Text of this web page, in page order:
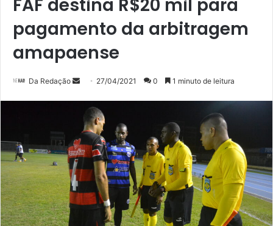
FAF destina R$20 mil para
pagamento da arbitragem
amapaense
Da Redação
Mande
mail
27/04/2021 0 1 minuto de leitura